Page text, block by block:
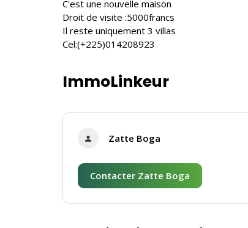
C'est une nouvelle maison
Droit de visite :5000francs
Il reste uniquement 3 villas
Cel:(+225)014208923
ImmoLinkeur
Zatte Boga
Contacter Zatte Boga